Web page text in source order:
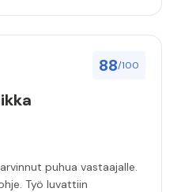
88/100
puhua vastaajalle.
Työ luvattiin